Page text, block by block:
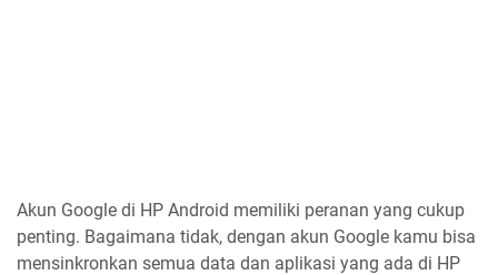
Akun Google di HP Android memiliki peranan yang cukup
penting. Bagaimana tidak, dengan akun Google kamu bisa
mensinkronkan semua data dan aplikasi yang ada di HP